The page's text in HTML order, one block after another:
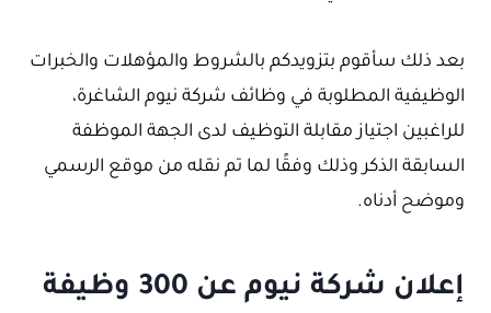
بعد ذلك سأقوم بتزويدكم بالشروط والمؤهلات والخبرات
الوظيفية المطلوبة في وظائف شركة نيوم الشاغرة،
للراغبين اجتياز مقابلة التوظيف لدى الجهة الموظفة
السابقة الذكر وذلك وفقًا لما تم نقله من موقع الرسمي
وموضح أدناه.
إعلان شركة نيوم عن 300 وظيفة